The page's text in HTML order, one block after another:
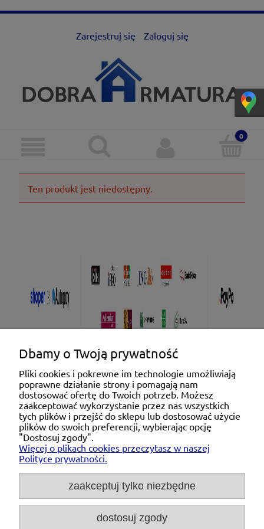
Zarejestruj się Zaloguj się
Ten produkt jest niedostępny.
Pomoc
Moje konto
Płatności i dostawa
O nas
Michał Niedźwiecki Dobra Armatura, ul. Krakowska
Dbamy o Twoją prywatność
Pliki cookies i pokrewne im technologie umożliwiają
poprawne działanie strony i pomagają nam
dostosować ofertę do Twoich potrzeb. Możesz
zaakceptować wykorzystanie przez nas wszystkich
tych plików i przejść do sklepu lub dostosować użycie
plików do swoich preferencji, wybierając opcję
"Dostosuj zgody".
Więcej o plikach cookies przeczytasz w naszej
Polityce prywatności.
zaakceptuj tylko niezbędne
dostosuj zgody